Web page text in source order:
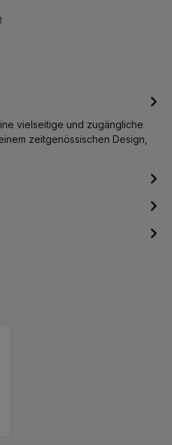
vielseitige und zugängliche
zeitgenössischen Design,